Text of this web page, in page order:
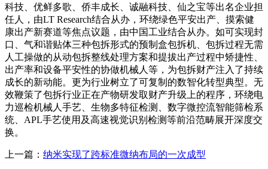
科技、优鲜多歌、侨丰成长、诚融科技、仙之宝等出名企业担
任人，由LT Research结合从办，环绕绿色平安出产、摸索健
康出产新赛道等焦点议题，由中国工业结合从办。如可实现封
口、气和谐贴体三种包拆形式的预制盒包拆机、包拆过程无需
人工操做的从动包拆整线处理方案和提拔出产过程中矫捷性、
出产率和设备平安性的协做机械人等，为包拆财产注入了持续
成长的新动能。更为行业树立了可复制的数智化转型典型。无
效鞭策了包拆行业正在产物研发取财产升级上的程序，环绕电
力巡检机械人手艺、生物多特征检测、数字微控流智能筛检系
统、APL手艺使用及高速视觉识别检测等前沿范畴展开深度交
换。
上一篇： 纳米实现了跨标准微纳布局的一次成型